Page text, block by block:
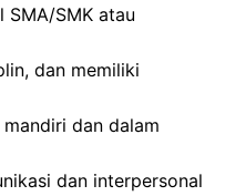
SMA/SMK atau
dan memiliki
dan dalam
dan interpersonal